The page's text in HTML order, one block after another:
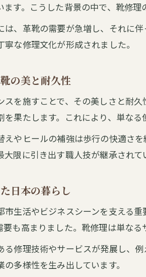
す。こうした背景の中で、靴修
は、革靴の需要が急増し、それに
な修理文化が形成されました。
の美と耐久性
スを施すことで、その美しさと耐
果たします。これにより、単な
えやヒールの補強は歩行の快適さ
限に引き出す職人技が継承されて
日本の暮らし
市生活やビジネスシーンを支える
も高まりました。靴修理は単な
る修理技術やサービスが発展し、
多様性を生み出しています。